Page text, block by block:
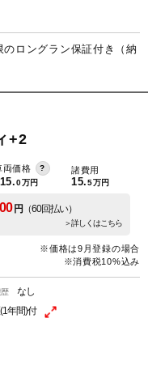
ロングラン保証付き（納
+2
両価格
0万円
諸費用
15.5万円
円 （60回払い）
＞詳しくはこちら
※価格は9月登録の場合
※消費税10%込み
なし
年間)付